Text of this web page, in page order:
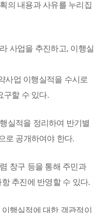
의 내용과 사유를 누리집
사업을 추진하고, 이행실
사업 이행실적을 수시로
구할 수 있다.
실적을 정리하여 반기별
로 공개하여야 한다.
창구 등을 통해 주민과
추진에 반영할 수 있다.
행실적에 대한 객관적이